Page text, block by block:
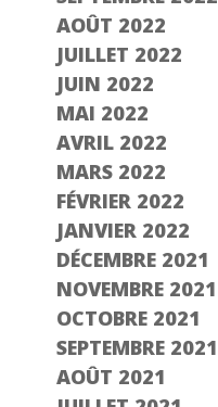
AOÛT 2022
JUILLET 2022
JUIN 2022
MAI 2022
AVRIL 2022
MARS 2022
FÉVRIER 2022
JANVIER 2022
DÉCEMBRE 2021
NOVEMBRE 2021
OCTOBRE 2021
SEPTEMBRE 2021
AOÛT 2021